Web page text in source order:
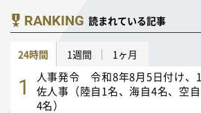
RANKING 読まれている記事
24時間 1週間 1ヶ月
人事発令 令和8年8月5日付け、1
佐人事（陸自1名、海自4名、空自
4名）